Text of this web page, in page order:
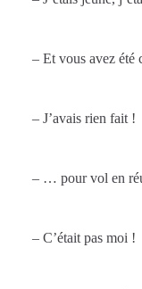
– Et vous avez
– J’avais rien fait !
– … pour vol en
– C’était pas moi !